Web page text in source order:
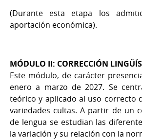
(Durante esta etapa los
aportación económica).
MÓDULO II: CORRECCIÓN
Este módulo, de carácter
enero a marzo de 2027. Se
teórico y aplicado al uso correcto
variedades cultas. A partir de un
de lengua se estudian las
la variación y su relación con la